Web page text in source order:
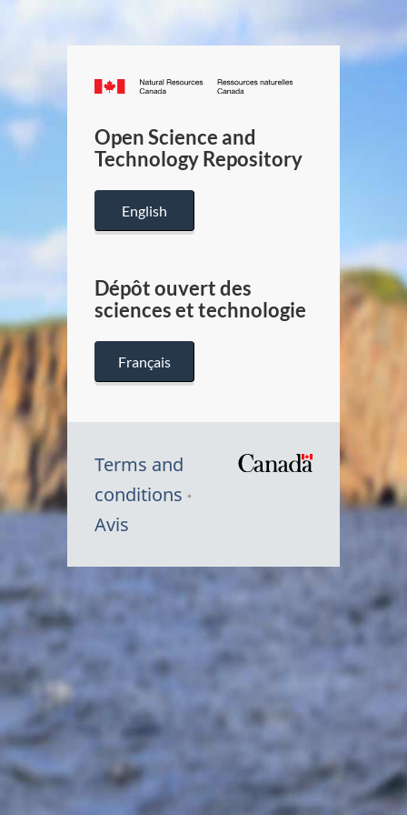
Canada.ca
/
Canada
Open Science and
Technology Repository
English
Dépôt ouvert des
sciences et technologie
Français
Terms and
conditions
Avis
Symbole
Canada